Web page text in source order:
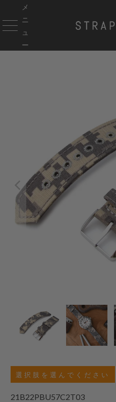
メ
ニ
ュ
ー
選択肢を選んでください
21B22PBU57C2T03